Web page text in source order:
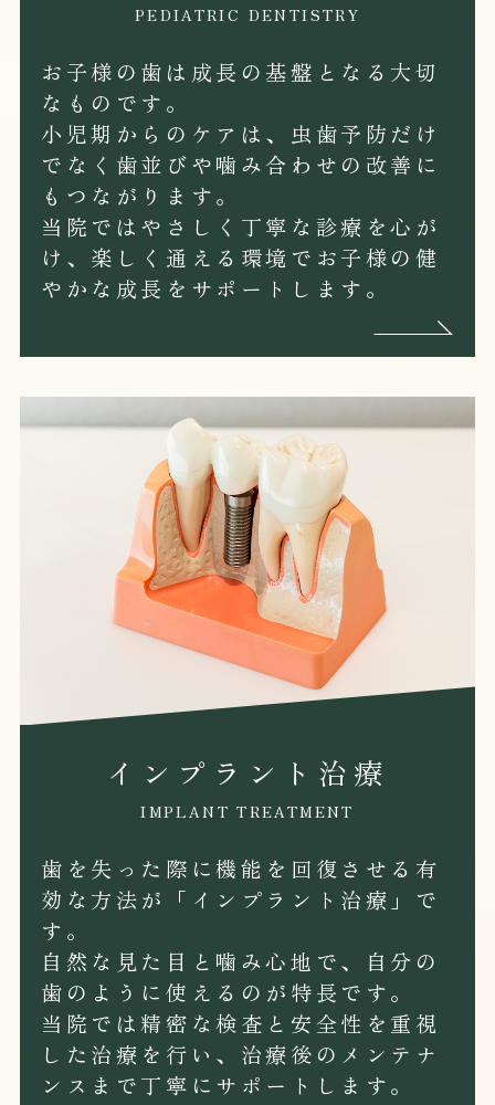
PEDIATRIC DENTISTRY
お子様の歯は成長の基盤となる大切
なものです。
小児期からのケアは、虫歯予防だけ
でなく歯並びや噛み合わせの改善に
もつながります。
当院ではやさしく丁寧な診療を心が
け、楽しく通える環境でお子様の健
やかな成長をサポートします。
インプラント治療
IMPLANT TREATMENT
歯を失った際に機能を回復させる有
効な方法が「インプラント治療」で
す。
自然な見た目と噛み心地で、自分の
歯のように使えるのが特長です。
当院では精密な検査と安全性を重視
した治療を行い、治療後のメンテナ
ンスまで丁寧にサポートします。